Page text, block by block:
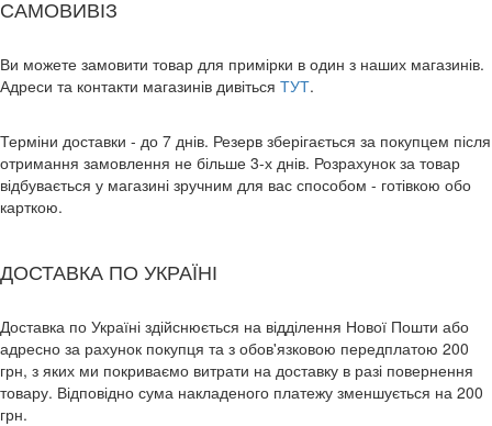
САМОВИВІЗ
Ви можете замовити товар для примірки в один з наших магазинів.
Адреси та контакти магазинів дивіться ТУТ.
Терміни доставки - до 7 днів. Резерв зберігається за покупцем після
отримання замовлення не більше 3-х днів. Розрахунок за товар
відбувається у магазині зручним для вас способом - готівкою обо
карткою.
ДОСТАВКА ПО УКРАЇНІ
Доставка по Україні здійснюється на відділення Нової Пошти або
адресно за рахунок покупця та з обов'язковою передплатою 200
грн, з яких ми покриваємо витрати на доставку в разі повернення
товару. Відповідно сума накладеного платежу зменшується на 200
грн.